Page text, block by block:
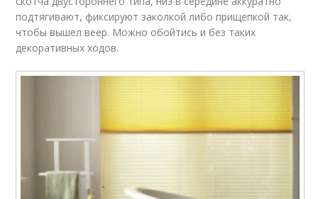
подтягивают, фиксируют заколкой либо прищепкой так,
чтобы вышел веер. Можно обойтись и без таких
декоративных ходов.